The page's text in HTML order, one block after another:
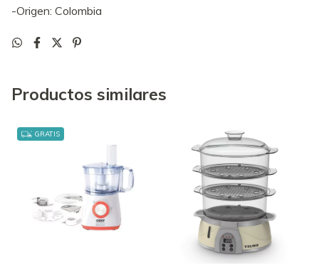
-Origen: Colombia
Productos similares
GRATIS